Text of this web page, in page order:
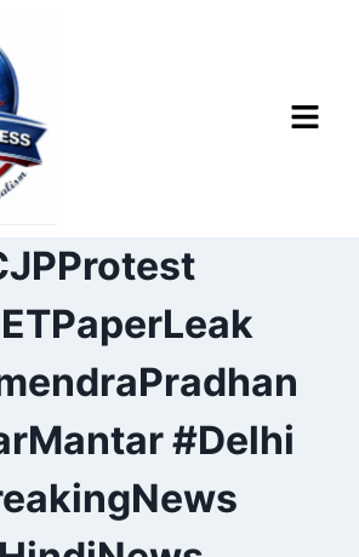
#Delhi